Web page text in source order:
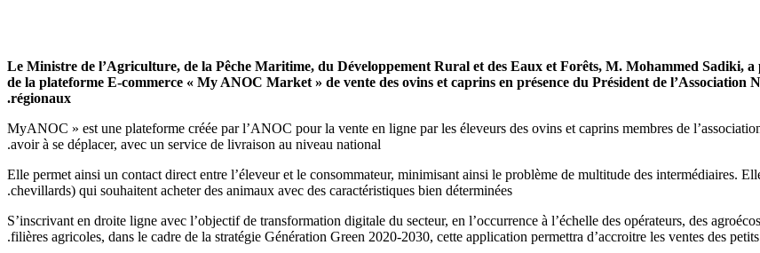
Le Ministre de l’Agriculture, de la Pêche Maritime, du Développement Rural et des Eaux et Forêts, M. Mohammed Sadiki,
de la plateforme E-commerce « My ANOC Market » de vente des ovins et caprins en présence du Président de
régionaux.
« MyANOC » est une plateforme créée par l’ANOC pour la vente en ligne par les éleveurs des ovins et caprins membres de
avoir à se déplacer, avec un service de livraison au niveau national.
Elle permet ainsi un contact direct entre l’éleveur et le consommateur, minimisant ainsi le problème de multitude des intermédiaires.
chevillards) qui souhaitent acheter des animaux avec des caractéristiques bien déterminées.
S’inscrivant en droite ligne avec l’objectif de transformation digitale du secteur, en l’occurrence à l’échelle des opérateurs, des
filières agricoles, dans le cadre de la stratégie Génération Green 2020-2030, cette application permettra d’accroitre les ventes des